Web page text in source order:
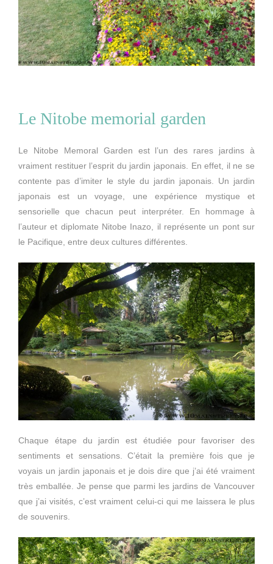
Le Nitobe memorial garden
Le Nitobe Memoral Garden est l’un des rares jardins à
vraiment restituer l’esprit du jardin japonais. En effet, il ne se
contente pas d’imiter le style du jardin japonais. Un jardin
japonais est un voyage, une expérience mystique et
sensorielle que chacun peut interpréter. En hommage à
l’auteur et diplomate Nitobe Inazo, il représente un pont sur
le Pacifique, entre deux cultures différentes.
Chaque étape du jardin est étudiée pour favoriser des
sentiments et sensations. C’était la première fois que je
voyais un jardin japonais et je dois dire que j’ai été vraiment
très emballée. Je pense que parmi les jardins de Vancouver
que j’ai visités, c’est vraiment celui-ci qui me laissera le plus
de souvenirs.